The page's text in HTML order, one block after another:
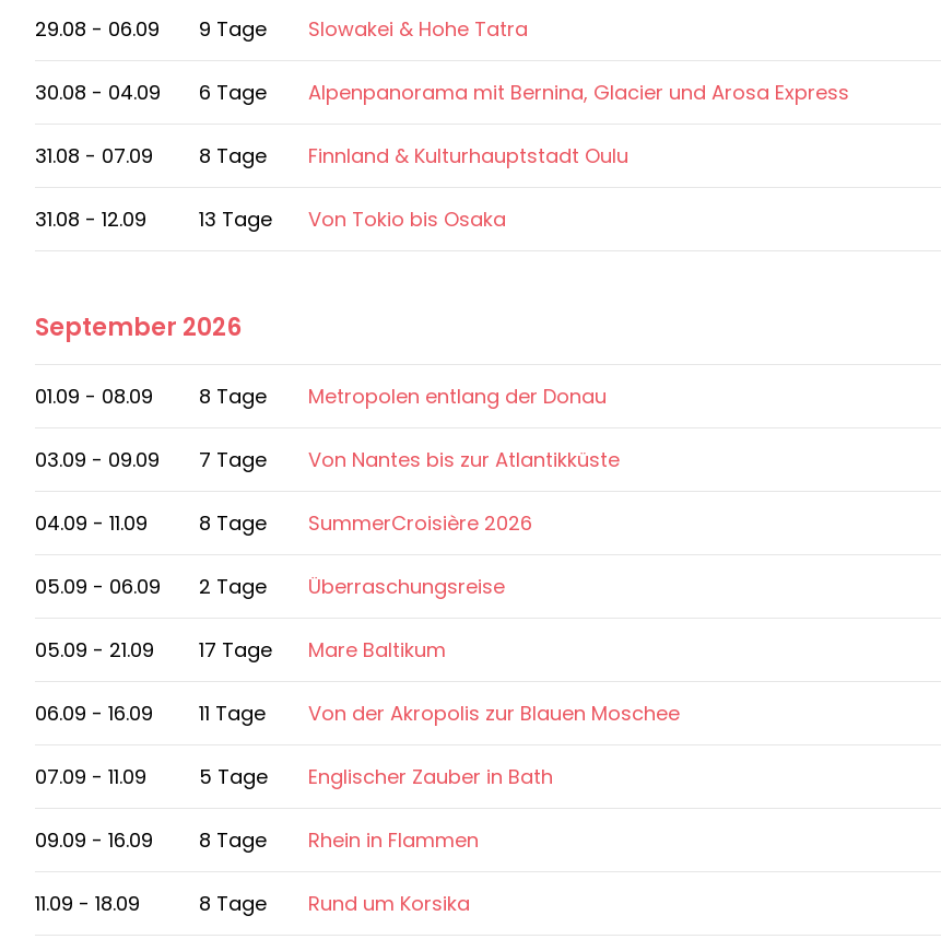
29.08 - 06.09 9 Tage Slowakei & Hohe Tatra
30.08 - 04.09 6 Tage Alpenpanorama mit Bernina, Glacier und Arosa Express
31.08 - 07.09 8 Tage Finnland & Kulturhauptstadt Oulu
31.08 - 12.09 13 Tage Von Tokio bis Osaka
September 2026
01.09 - 08.09 8 Tage Metropolen entlang der Donau
03.09 - 09.09 7 Tage Von Nantes bis zur Atlantikküste
04.09 - 11.09 8 Tage SummerCroisière 2026
05.09 - 06.09 2 Tage Überraschungsreise
05.09 - 21.09 17 Tage Mare Baltikum
06.09 - 16.09 11 Tage Von der Akropolis zur Blauen Moschee
07.09 - 11.09 5 Tage Englischer Zauber in Bath
09.09 - 16.09 8 Tage Rhein in Flammen
11.09 - 18.09 8 Tage Rund um Korsika